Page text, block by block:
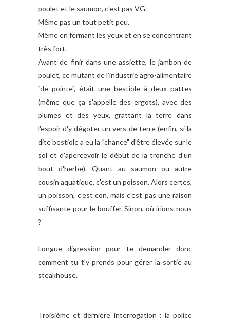
poulet et le saumon, c'est pas VG.
Même pas un tout petit peu.
Même en fermant les yeux et en se concentrant
très fort.
Avant de finir dans une assiette, le jambon de
poulet, ce mutant de l'industrie agro-alimentaire
"de pointe", était une bestiole à deux pattes
(même que ça s'appelle des ergots), avec des
plumes et des yeux, grattant la terre dans
l'espoir d'y dégoter un vers de terre (enfin, si la
dite bestiole a eu la "chance" d'être élevée sur le
sol et d'apercevoir le début de la tronche d'un
bout d'herbe). Quant au saumon ou autre
cousin aquatique, c'est un poisson. Alors certes,
un poisson, c'est con, mais c'est pas une raison
suffisante pour le bouffer. Sinon, où irions-nous
?
Longue digression pour te demander donc
comment tu t'y prends pour gérer la sortie au
steakhouse.
Troisième et dernière interrogation : la police